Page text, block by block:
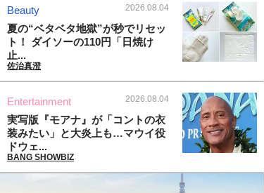
Beauty 2026.08.04
夏の“ベタベタ地獄”が秒でリセッ
ト！ ダイソーの110円「日焼け
止...
佐治真澄
Entertainment 2026.08.04
実写版『モアナ』が「コントの衣
装みたい」と大炎上も…マウイ役
ドウェ...
BANG SHOWBIZ